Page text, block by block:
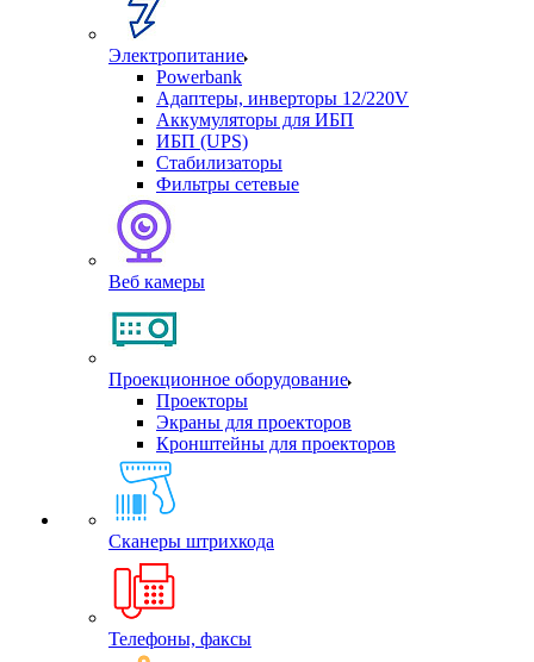
Электропитание
Powerbank
Адаптеры, инверторы 12/220V
Аккумуляторы для ИБП
ИБП (UPS)
Стабилизаторы
Фильтры сетевые
Веб камеры
Проекционное оборудование
Проекторы
Экраны для проекторов
Кронштейны для проекторов
Сканеры штрихкода
Телефоны, факсы